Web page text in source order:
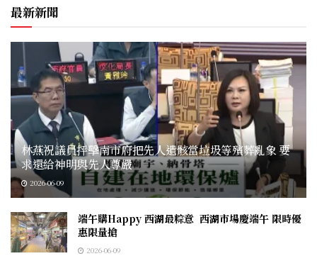
最新新聞
林燕祝議員抨擊南市府把先人遺骸當垃圾等殯葬亂象 要
求還給神明與先人尊嚴
2026-06-09
端午購Happy 西湖最粽意 西湖市場慶端午 限時優
惠限量搶
2026-06-09